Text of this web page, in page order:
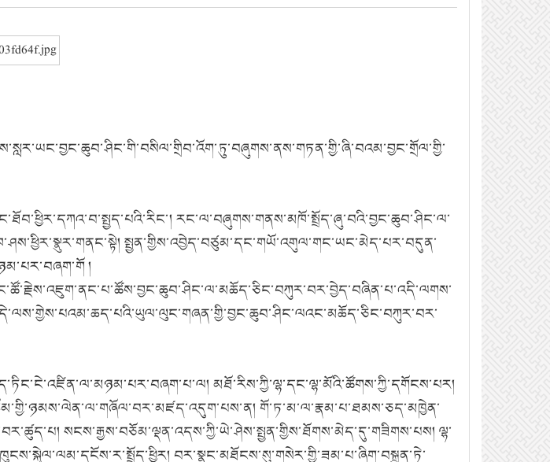
རང་ལ་བཞུགས་གནས་མཁོ་སྤྲོད་ཞུ་བའི་བྱང་ཆུབ་ཤིང་ལ་
སྤྱན་གྱིས་འབྱེད་བཙུམ་དང་གཡོ་འགུལ་གང་ཡང་མེད་པར་བདུན་
།
མཐོ་རིས་ཀྱི་ལྷ་དང་ལྷ་མོའི་ཚོགས་ཀྱི་དགོངས་པར།
གོ་ཏ་མ་ལ་རྣམ་པ་ཐམས་ཅད་མཁྱེན་
སངས་རྒྱས་བཅོམ་ལྡན་འདས་ཀྱི་ཡེ་ཤེས་སྤྱན་གྱིས་ཐོགས་མེད་དུ་གཟིགས་པས། ལྷ་
བར་སྣང་མཐོངས་སུ་གསེར་གྱི་ཟམ་པ་ཞིག་བསྐྲུན་ཏེ་